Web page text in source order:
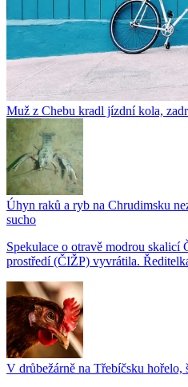
Muž z Chebu kradl jízdní kola,
Úhyn raků a ryb na Chrudimsku
sucho
Spekulace o otravě modrou skalicí
prostředí (ČIŽP) vyvrátila.
V drůbežárně na Třebíčsku hořelo,